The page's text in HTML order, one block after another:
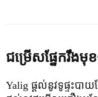
ជម្រើសផ្នែករឹងមុ
Yalig ផ្តល់នូវទូផ្ទះប